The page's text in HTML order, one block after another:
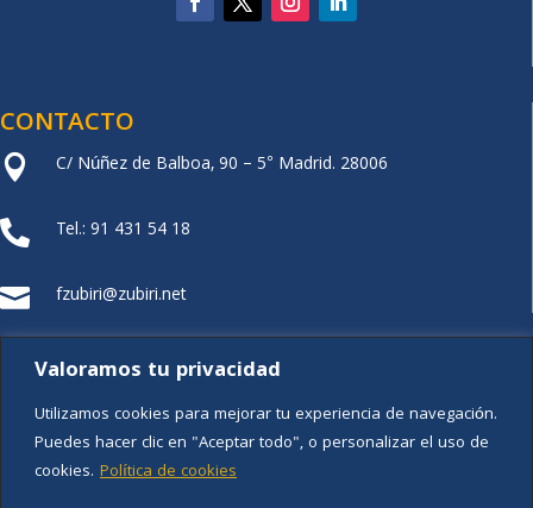
Valoramos tu privacidad
Utilizamos cookies para mejorar tu experiencia de navegación.
Puedes hacer clic en "Aceptar todo", o personalizar el uso de
cookies. Política de cookies
CONTACTO
 C/ Núñez de Balboa, 90 – 5° Madrid. 28006
 Tel.: 91 431 54 18
 fzubiri@zubiri.net
FUNDACIÓN XZ